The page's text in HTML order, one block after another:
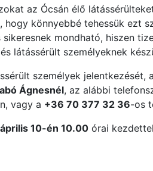
az Ócsán élő
könnyebbé tehessük ezt
mondható, hiszen
látássérült személyeknek
személyek
Ágnesnél, az alábbi
vagy a +36 70 377 32 36-os
10-én 10.00 órai